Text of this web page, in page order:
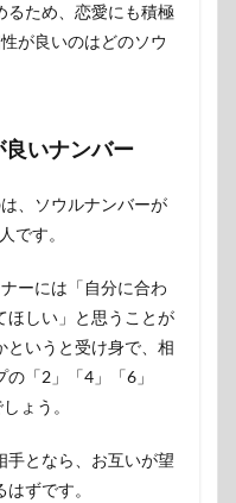
るため、恋愛にも積極
が良いのはどのソウ
いナンバー
、ソウルナンバーが
です。
ーには「自分に合わ
ほしい」と思うことが
というと受け身で、相
「2」「4」「6」
ょう。
手となら、お互いが望
ずです。